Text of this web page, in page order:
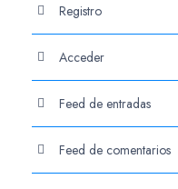
Registro
Acceder
Feed de entradas
Feed de comentarios